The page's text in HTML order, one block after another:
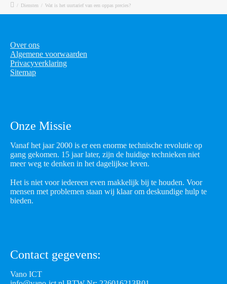
/ Diensten / Wat is het uurtarief van een oppas precies?
Over ons
Algemene voorwaarden
Privacyverklaring
Sitemap
Onze Missie
Vanaf het jaar 2000 is er een enorme technische revolutie op
gang gekomen. 15 jaar later, zijn de huidige technieken niet
meer weg te denken in het dagelijkse leven.
Het is niet voor iedereen even makkelijk bij te houden. Voor
mensen met problemen staan wij klaar om deskundige hulp te
bieden.
Contact gegevens:
Vano ICT